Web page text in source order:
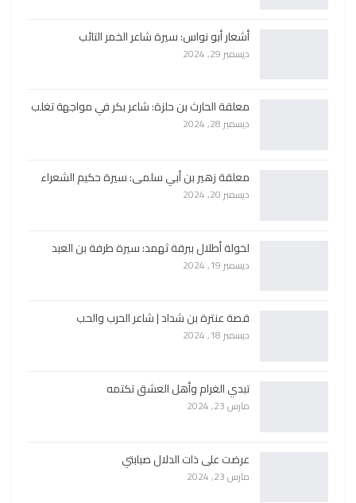
أشعار أبو نواس: سيرة شاعر الخمر التائب
ديسمبر 29, 2024
معلقة الحارث بن حلزة: شاعر بكر في مواجهة تغلب
ديسمبر 28, 2024
معلقة زهير بن أبي سلمى: سيرة حكيم الشعراء
ديسمبر 20, 2024
لخولة أطلال ببرقة ثهمد: سيرة طرفة بن العبد
ديسمبر 19, 2024
قصة عنترة بن شداد | شاعر الحرب والحب
ديسمبر 18, 2024
تبدي الغرام وأهل العشق تكتمه
مارس 23, 2024
عرضت على ذات الدلال صبابتي
مارس 23, 2024